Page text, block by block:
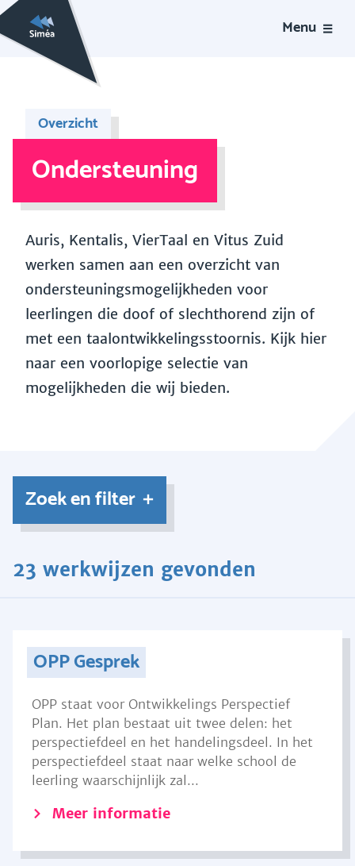
Menu
Overzicht
Ondersteuning
Auris, Kentalis, VierTaal en Vitus Zuid
werken samen aan een overzicht van
ondersteuningsmogelijkheden voor
leerlingen die doof of slechthorend zijn of
met een taalontwikkelingsstoornis. Kijk hier
naar een voorlopige selectie van
mogelijkheden die wij bieden.
Zoek en filter
23 werkwijzen gevonden
OPP Gesprek
OPP staat voor Ontwikkelings Perspectief
Plan. Het plan bestaat uit twee delen: het
perspectiefdeel en het handelingsdeel. In het
perspectiefdeel staat naar welke school de
leerling waarschijnlijk zal...
Meer informatie